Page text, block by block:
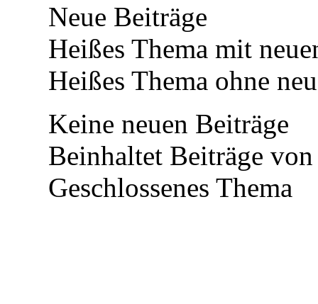
Neue Beiträge
Heißes Thema mit
Heißes Thema ohne
Keine neuen Beiträge
Beinhaltet Beiträge
Geschlossenes Thema